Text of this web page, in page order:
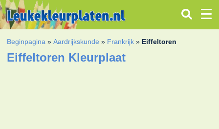
Beginpagina »Aardrijkskunde » Frankrijk » Eiffeltoren
Eiffeltoren Kleurplaat